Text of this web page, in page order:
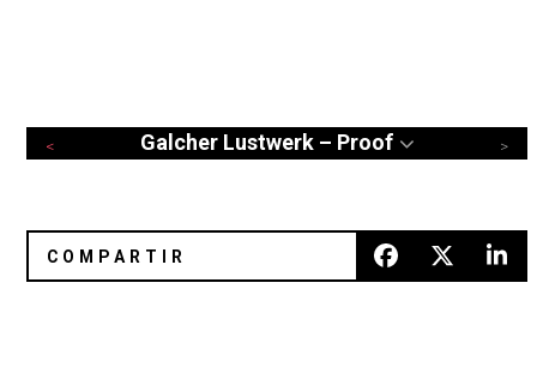
Galcher Lustwerk – Proof